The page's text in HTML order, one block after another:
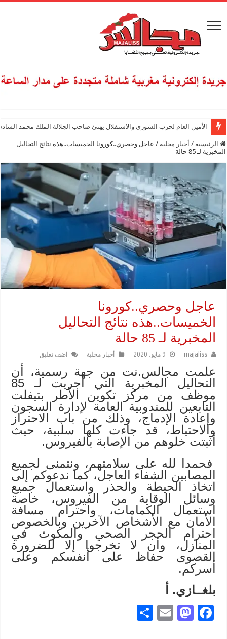
الأمين العام لحزب الشورى والاستقلال يهنئ صاحب الجلالة الملك محمد
الرئيسية / أخبار محلية / عاجل وحصري..كورونا الخميسات..هذه نتائج التحاليل
المخبرية لـ 85 حالة
عاجل وحصري..كورونا
الخميسات..هذه نتائج التحاليل
المخبرية لـ 85 حالة
majaliss 9 مايو، 2020 أخبار محلية اضف تعليق
علمت مجالس.نت من جهة رسمية، أن
التحاليل المخبرية التي أجريت لـ 85
موظف من مركز تكوين الأطر بتيفلت
التابعين للمندوبية العامة لإدارة السجون
وإعادة الإدماج، وذلك من باب الاحتراز
والاحتياط، قد جاءت كلها سلبية، حيث
أثبتت خلوهم من الإصابة بالفيروس.
فحمدا لله على سلامتهم، ونتمنى لجميع
المصابين الشفاء العاجل، كما ندعوكم إلى
اتخاذ الحيطة والحذر واستعمال جميع
وسائل الوقاية من الفيروس، خاصة
استعمال الكمامات، واحترام مسافة
الأمان مع الأشخاص الآخرين وبالخصوص
احترام الحجر الصحي والمكوث في
المنازل، وأن لا تخرجوا إلا للضرورة
القصوى حفاظ على أنفسكم وعلى
أسركم.
بلغــازي. أ
Fa
M
E